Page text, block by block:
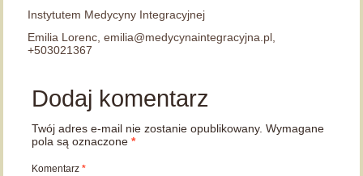
Instytutem Medycyny Integracyjnej
Emilia Lorenc, emilia@medycynaintegracyjna.pl,
+503021367
Dodaj komentarz
Twój adres e-mail nie zostanie opublikowany. Wymagane
pola są oznaczone*
Komentarz*